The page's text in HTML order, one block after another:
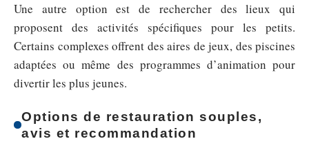
Une autre option est de rechercher des lieux qui
proposent des activités spécifiques pour les petits.
Certains complexes offrent des aires de jeux, des piscines
adaptées ou même des programmes d’animation pour
divertir les plus jeunes.
Options de restauration souples,
avis et recommandation